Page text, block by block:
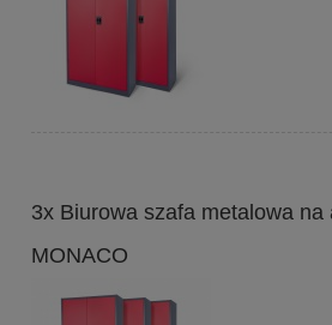
3x Biurowa szafa metalowa na
MONACO